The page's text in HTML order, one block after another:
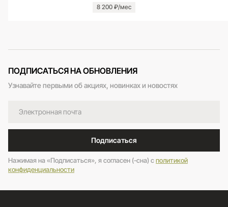
8 200 ₽/мес
ПОДПИСАТЬСЯ НА ОБНОВЛЕНИЯ
Узнавайте первыми об акциях, новинках и новостях
Подписаться
Нажимая на «Подписаться», я согласен (-сна) cполитикой
конфиденциальности